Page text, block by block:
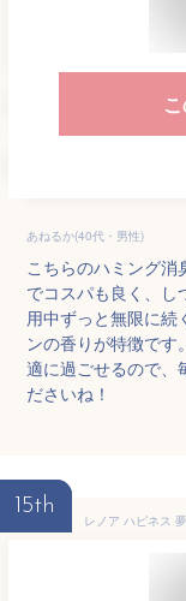
あねるか(40代・男性)
こちらのハミング
でコスパも良く、し
用中ずっと無限に
ンの香りが特徴で
適に過ごせるので、
ださいね！
15th